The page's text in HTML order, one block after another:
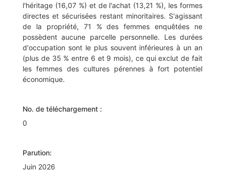
l'héritage (16,07 %) et de l'achat (13,21 %), les formes
directes et sécurisées restant minoritaires. S'agissant
de la propriété, 71 % des femmes enquêtées ne
possèdent aucune parcelle personnelle. Les durées
d'occupation sont le plus souvent inférieures à un an
(plus de 35 % entre 6 et 9 mois), ce qui exclut de fait
les femmes des cultures pérennes à fort potentiel
économique.
No. de téléchargement :
0
Parution:
Juin 2026